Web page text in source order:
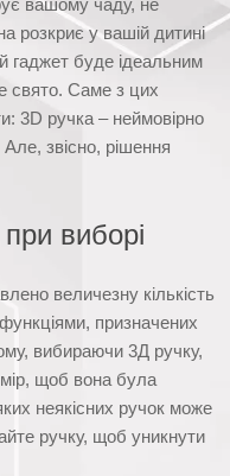
розкриє у вашій дитині
гаджет буде ідеальним
свято. Саме з цих
3D ручка – неймовірно
звісно, рішення
виборі
величезну кількість
призначених
вибираючи 3Д ручку,
щоб вона була
неякісних ручок може
ручку, щоб уникнути